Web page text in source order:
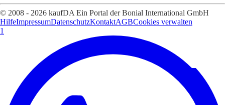
© 2008 - 2026 kaufDA Ein Portal der Bonial International GmbH
HilfeImpressumDatenschutzKontaktAGBCookies verwalten
1